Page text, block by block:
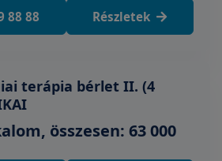
88 88 Részletek
terápia bérlet II. (4
összesen: 63 000